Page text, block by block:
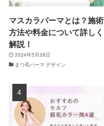
マスカラパーマとは？施術
方法や料金について詳しく
解説！
2024年5月28日
まつ毛パーマ デザイン